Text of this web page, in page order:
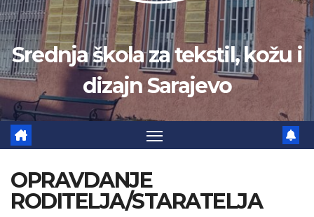
Srednja škola za tekstil, kožu i
dizajn Sarajevo
OPRAVDANJE
RODITELJA/STARATELJA